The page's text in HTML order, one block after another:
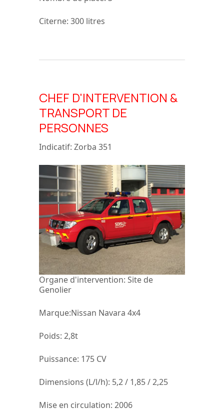
Citerne: 300 litres
CHEF D'INTERVENTION &
TRANSPORT DE
PERSONNES
Indicatif: Zorba 351
Organe d'intervention: Site de
Genolier
Marque:Nissan Navara 4x4
Poids: 2,8t
Puissance: 175 CV
Dimensions (L/l/h): 5,2 / 1,85 / 2,25
Mise en circulation: 2006